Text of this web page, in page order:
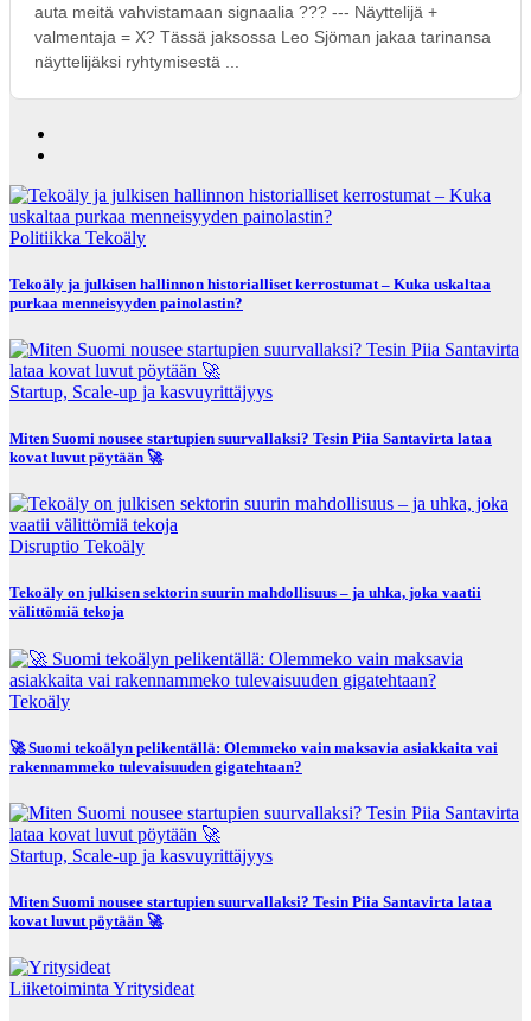
auta meitä vahvistamaan signaalia ??? --- Näyttelijä +
valmentaja = X? Tässä jaksossa Leo Sjöman jakaa tarinansa
näyttelijäksi ryhtymisestä ...
Politiikka Tekoäly
Tekoäly ja julkisen hallinnon historialliset kerrostumat – Kuka uskaltaa
purkaa menneisyyden painolastin?
Startup, Scale-up ja kasvuyrittäjyys
Miten Suomi nousee startupien suurvallaksi? Tesin Piia Santavirta lataa
kovat luvut pöytään 🚀
Disruptio Tekoäly
Tekoäly on julkisen sektorin suurin mahdollisuus – ja uhka, joka vaatii
välittömiä tekoja
Tekoäly
🚀 Suomi tekoälyn pelikentällä: Olemmeko vain maksavia asiakkaita vai
rakennammeko tulevaisuuden gigatehtaan?
Startup, Scale-up ja kasvuyrittäjyys
Miten Suomi nousee startupien suurvallaksi? Tesin Piia Santavirta lataa
kovat luvut pöytään 🚀
Liiketoiminta Yritysideat